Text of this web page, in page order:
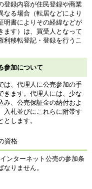
登録内容が住民登録や商業
なる場合（転居などにより
明書によりその経緯などが
ます）は、買受人となって
利移転登記・登録を行うこ
参加について
は、代理人に公売参加の手
きます。代理人には、少な
み、公売保証金の納付およ
入札並びにこれらに附帯す
します。
資格
ンターネット公売の参加条
りません。